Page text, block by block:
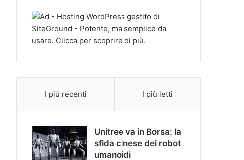
I più recenti I più letti
Unitree va in Borsa: la
sfida cinese dei robot
umanoidi